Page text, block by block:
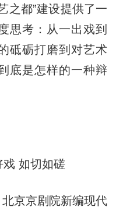
之都”建设提供了一
思考：从一出戏到
砥砺打磨到对艺术
底是怎样的一种辩
如切如磋
京京剧院新编现代